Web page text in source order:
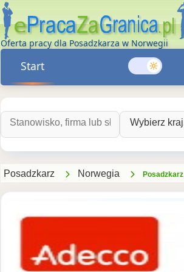
Oferta pracy dla Posadzkarza w Norwegii
Start
Szukaj ofert pracy: Wybierz kraj:
Posadzkarz Norwegia Posadzkarz